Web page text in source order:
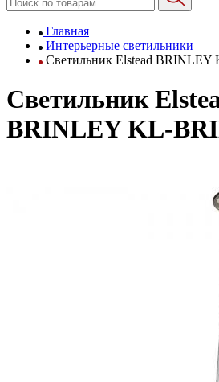
Главная
Интерьерные светильники
Светильник Elstead
Светильник
BRINLEY KL-